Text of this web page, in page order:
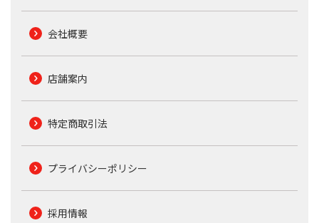
会社概要
店舗案内
特定商取引法
プライバシーポリシー
採用情報